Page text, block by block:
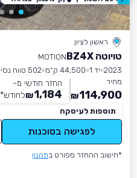
ראשון לציון
טויוטה BZ4X
MOTION
2023 יד 1 44,500 ק״מ
502 טווח נסיעה
מחיר
114,900
₪
החזר חודשי מ-
1,184
₪לחודש*
תוספות לעיסקה
לפגישה בסוכנות
*חישוב ההחזר מפורט בתקנון